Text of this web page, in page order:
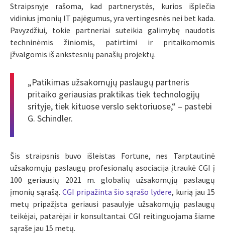
Straipsnyje rašoma, kad partnerystės, kurios išplečia
vidinius įmonių IT pajėgumus, yra vertingesnės nei bet kada.
Pavyzdžiui, tokie partneriai suteikia galimybę naudotis
techninėmis žiniomis, patirtimi ir pritaikomomis
įžvalgomis iš ankstesnių panašių projektų.
„Patikimas užsakomųjų paslaugų partneris
pritaiko geriausias praktikas tiek technologijų
srityje, tiek kituose verslo sektoriuose,“ – pastebi
G. Schindler.
Šis straipsnis buvo išleistas Fortune, nes Tarptautinė
užsakomųjų paslaugų profesionalų asociacija įtraukė CGI į
100 geriausių 2021 m. globalių užsakomųjų paslaugų
įmonių sąrašą. CGI pripažinta šio sąrašo lydere, kurią jau 15
metų pripažįsta geriausi pasaulyje užsakomųjų paslaugų
teikėjai, patarėjai ir konsultantai. CGI reitinguojama šiame
sąraše jau 15 metų.